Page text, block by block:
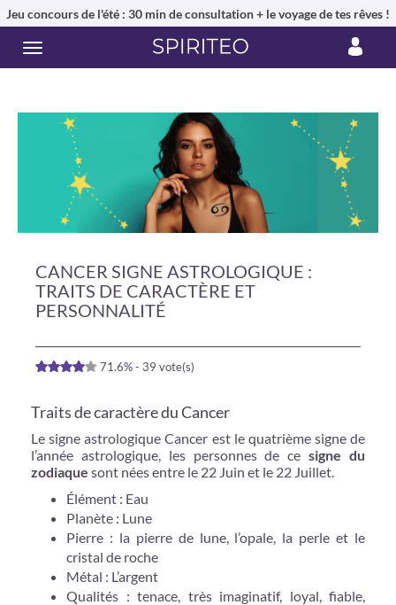
Jeu concours de l'été : 30 min de consultation + le voyage de tes rêves !
CANCER SIGNE ASTROLOGIQUE :
TRAITS DE CARACTÈRE ET
PERSONNALITÉ
71.6% - 39 vote(s)
Traits de caractère du Cancer
Le signe astrologique Cancer est le quatrième signe de
l’année astrologique, les personnes de cesigne du
zodiaque sont nées entre le 22 Juin et le 22 Juillet.
Élément : Eau
Planète : Lune
Pierre : la pierre de lune, l’opale, la perle et le
cristal de roche
Métal : L’argent
Qualités : tenace, très imaginatif, loyal, fiable,